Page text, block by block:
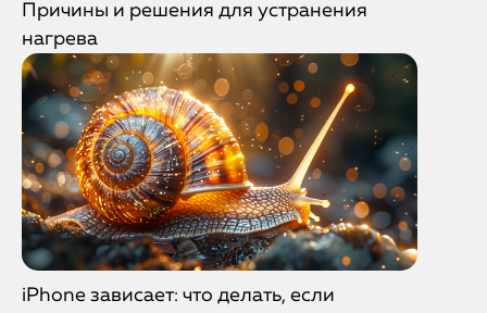
Причины и решения для устранения
нагрева
iPhone зависает: что делать, если